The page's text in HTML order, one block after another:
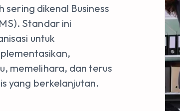
sering dikenal Business
Standar ini
untuk
memelihara, dan terus
yang berkelanjutan.